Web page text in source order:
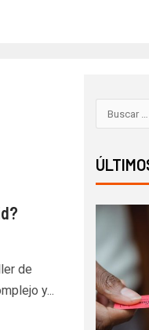
de
y...